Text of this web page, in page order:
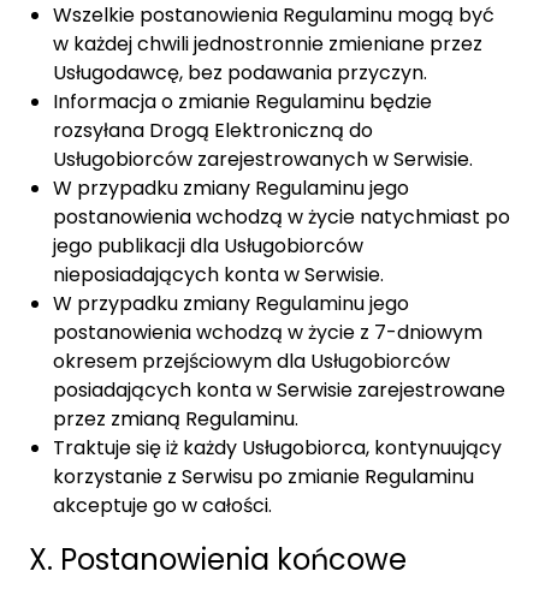
Wszelkie postanowienia Regulaminu mogą być
w każdej chwili jednostronnie zmieniane przez
Usługodawcę, bez podawania przyczyn.
Informacja o zmianie Regulaminu będzie
rozsyłana Drogą Elektroniczną do
Usługobiorców zarejestrowanych w Serwisie.
W przypadku zmiany Regulaminu jego
postanowienia wchodzą w życie natychmiast po
jego publikacji dla Usługobiorców
nieposiadających konta w Serwisie.
W przypadku zmiany Regulaminu jego
postanowienia wchodzą w życie z 7-dniowym
okresem przejściowym dla Usługobiorców
posiadających konta w Serwisie zarejestrowane
przez zmianą Regulaminu.
Traktuje się iż każdy Usługobiorca, kontynuujący
korzystanie z Serwisu po zmianie Regulaminu
akceptuje go w całości.
X. Postanowienia końcowe